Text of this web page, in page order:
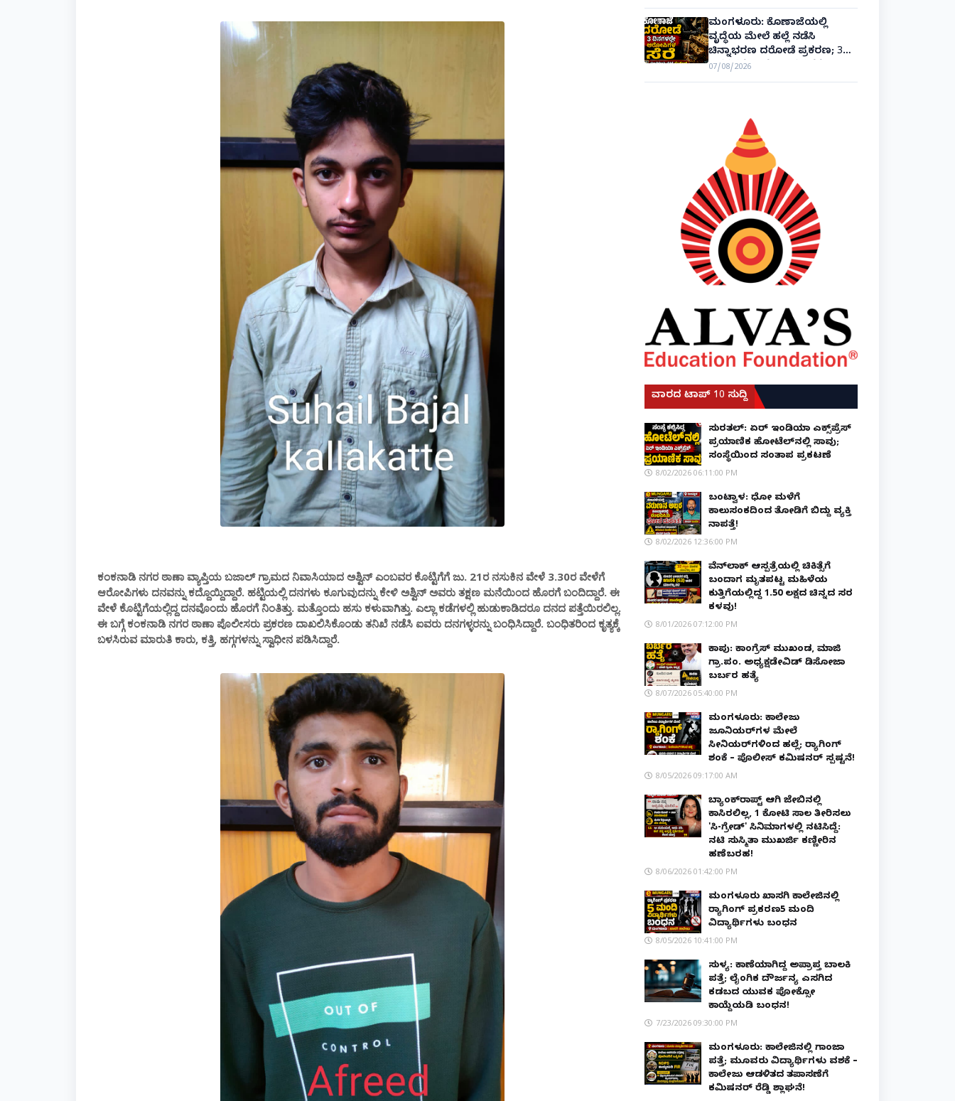
ಕಂಕನಾಡಿ ನಗರ ಠಾಣಾ ವ್ಯಾಪ್ತಿಯ ಬಜಾಲ್ ಗ್ರಾಮದ ನಿವಾಸಿಯಾದ ಅಶ್ವಿನ್ ಎಂಬವರ ಕೊಟ್ಟಿಗೆಗೆ ಜು. 21ರ ನಸುಕಿನ ವೇಳೆ 3.30ರ ವೇಳೆಗೆ
ಆರೋಪಿಗಳು ದನವನ್ನು ಕದ್ದೊಯ್ದಿದ್ದಾರೆ‌. ಹಟ್ಟಿಯಲ್ಲಿ ದನಗಳು ಕೂಗುವುದನ್ನು ಕೇಳಿ ಅಶ್ವಿನ್ ಅವರು ತಕ್ಷಣ ಮನೆಯಿಂದ ಹೊರಗೆ ಬಂದಿದ್ದಾರೆ. ಈ
ವೇಳೆ ಕೊಟ್ಟಿಗೆಯಲ್ಲಿದ್ದ ದನವೊಂದು ಹೊರಗೆ ನಿಂತಿತ್ತು. ಮತ್ತೊಂದು ಹಸು ಕಳುವಾಗಿತ್ತು. ಎಲ್ಲಾ ಕಡೆಗಳಲ್ಲಿ ಹುಡುಕಾಡಿದರೂ ದನದ ಪತ್ತೆಯಿರಲಿಲ್ಲ.
ಈ ಬಗ್ಗೆ ಕಂಕನಾಡಿ ನಗರ ಠಾಣಾ ಪೊಲೀಸರು ಪ್ರಕರಣ ದಾಖಲಿಸಿಕೊಂಡು ತನಿಖೆ ನಡೆಸಿ ಐವರು ದನಗಳ್ಳರನ್ನು ಬಂಧಿಸಿದ್ದಾರೆ. ಬಂಧಿತರಿಂದ ಕೃತ್ಯಕ್ಕೆ
ಬಳಸಿರುವ ಮಾರುತಿ ಕಾರು, ಕತ್ತಿ, ಹಗ್ಗಗಳನ್ನು ಸ್ವಾಧೀನ ಪಡಿಸಿದ್ದಾರೆ.
ಮಂಗಳೂರು: ಕೊಣಾಜೆಯಲ್ಲಿ
ವೃದ್ಧೆಯ ಮೇಲೆ ಹಲ್ಲೆ ನಡೆಸಿ
ಚಿನ್ನಾಭರಣ ದರೋಡೆ ಪ್ರಕರಣ; 3
ದಿನಗಳಲ್ಲೇ ಆರೋಪಿಗಳ ಸೆರೆ!
07/08/2026
ವಾರದ ಟಾಪ್ 10 ಸುದ್ದಿ
ಸುರತ್ಕಲ್: ಏರ್ ಇಂಡಿಯಾ ಎಕ್ಸ್‌ಪ್ರೆಸ್
ಪ್ರಯಾಣಿಕ ಹೋಟೆಲ್‌ನಲ್ಲಿ ಸಾವು;
ಸಂಸ್ಥೆಯಿಂದ ಸಂತಾಪ ಪ್ರಕಟಣೆ
8/02/2026 06:11:00 PM
ಬಂಟ್ವಾಳ: ಧೋ ಮಳೆಗೆ
ಕಾಲುಸಂಕದಿಂದ ತೋಡಿಗೆ ಬಿದ್ದು ವ್ಯಕ್ತಿ
ನಾಪತ್ತೆ!
8/02/2026 12:36:00 PM
ವೆನ್‌ಲಾಕ್ ಆಸ್ಪತ್ರೆಯಲ್ಲಿ ಚಿಕಿತ್ಸೆಗೆ
ಬಂದಾಗ ಮೃತಪಟ್ಟ ಮಹಿಳೆಯ
ಕುತ್ತಿಗೆಯಲ್ಲಿದ್ದ ₹1.50 ಲಕ್ಷದ ಚಿನ್ನದ ಸರ
ಕಳವು!
8/01/2026 07:12:00 PM
ಕಾಪು: ಕಾಂಗ್ರೆಸ್ ಮುಖಂಡ, ಮಾಜಿ
ಗ್ರಾ.ಪಂ. ಅಧ್ಯಕ್ಷಡೇವಿಡ್ ಡಿಸೋಜಾ
ಬರ್ಬರ ಹತ್ಯೆ
8/07/2026 05:40:00 PM
ಮಂಗಳೂರು: ಕಾಲೇಜು
ಜೂನಿಯರ್‌ಗಳ ಮೇಲೆ
ಸೀನಿಯರ್‌ಗಳಿಂದ ಹಲ್ಲೆ; ರ‌್ಯಾಗಿಂಗ್
ಶಂಕೆ – ಪೊಲೀಸ್ ಕಮಿಷನರ್ ಸ್ಪಷ್ಟನೆ!
8/05/2026 09:17:00 AM
ಬ್ಯಾಂಕ್‌ರಾಪ್ಟ್‌ ಆಗಿ ಜೇಬಿನಲ್ಲಿ
ಕಾಸಿರಲಿಲ್ಲ, ₹1 ಕೋಟಿ ಸಾಲ ತೀರಿಸಲು
'ಸಿ-ಗ್ರೇಡ್' ಸಿನಿಮಾಗಳಲ್ಲಿ ನಟಿಸಿದ್ದೆ:
ನಟಿ ಸುಸ್ಮಿತಾ ಮುಖರ್ಜಿ ಕಣ್ಣೀರಿನ
ಹಣೆಬರಹ!
8/06/2026 01:42:00 PM
ಮಂಗಳೂರು ಖಾಸಗಿ ಕಾಲೇಜಿನಲ್ಲಿ
ರ‌್ಯಾಗಿಂಗ್ ಪ್ರಕರಣ5 ಮಂದಿ
ವಿದ್ಯಾರ್ಥಿಗಳು ಬಂಧನ
8/05/2026 10:41:00 PM
ಸುಳ್ಯ: ಕಾಣೆಯಾಗಿದ್ದ ಅಪ್ರಾಪ್ತ ಬಾಲಕಿ
ಪತ್ತೆ; ಲೈಂಗಿಕ ದೌರ್ಜನ್ಯ ಎಸಗಿದ
ಕಡಬದ ಯುವಕ ಪೋಕ್ಸೋ
ಕಾಯ್ದೆಯಡಿ ಬಂಧನ!
7/23/2026 09:30:00 PM
ಮಂಗಳೂರು: ಕಾಲೇಜಿನಲ್ಲಿ ಗಾಂಜಾ
ಪತ್ತೆ; ಮೂವರು ವಿದ್ಯಾರ್ಥಿಗಳು ವಶಕ್ಕೆ –
ಕಾಲೇಜು ಆಡಳಿತದ ತಪಾಸಣೆಗೆ
ಕಮಿಷನರ್ ರೆಡ್ಡಿ ಶ್ಲಾಘನೆ!